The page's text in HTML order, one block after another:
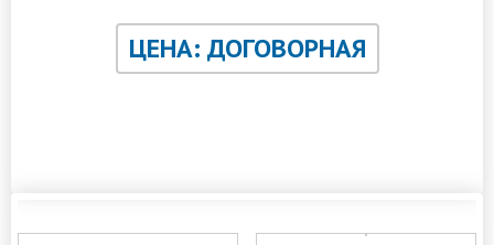
ЦЕНА: ДОГОВОРНАЯ